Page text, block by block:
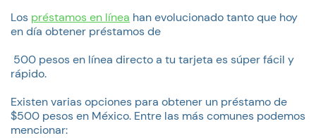
Los préstamos en línea han evolucionado tanto que hoy
en día obtener préstamos de
500 pesos en línea directo a tu tarjeta es súper fácil y
rápido.
Existen varias opciones para obtener un préstamo de
$500 pesos en México. Entre las más comunes podemos
mencionar: